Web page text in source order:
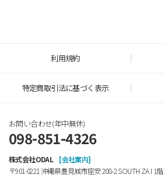
利用規約
特定商取引法に基づく表示
お問い合わせ(年中無休)
098-851-4326
株式会社ODAL
[会社案内]
〒901-0221 沖縄県豊見城市座安 208-2 SOUTH ZA Ⅰ 1階